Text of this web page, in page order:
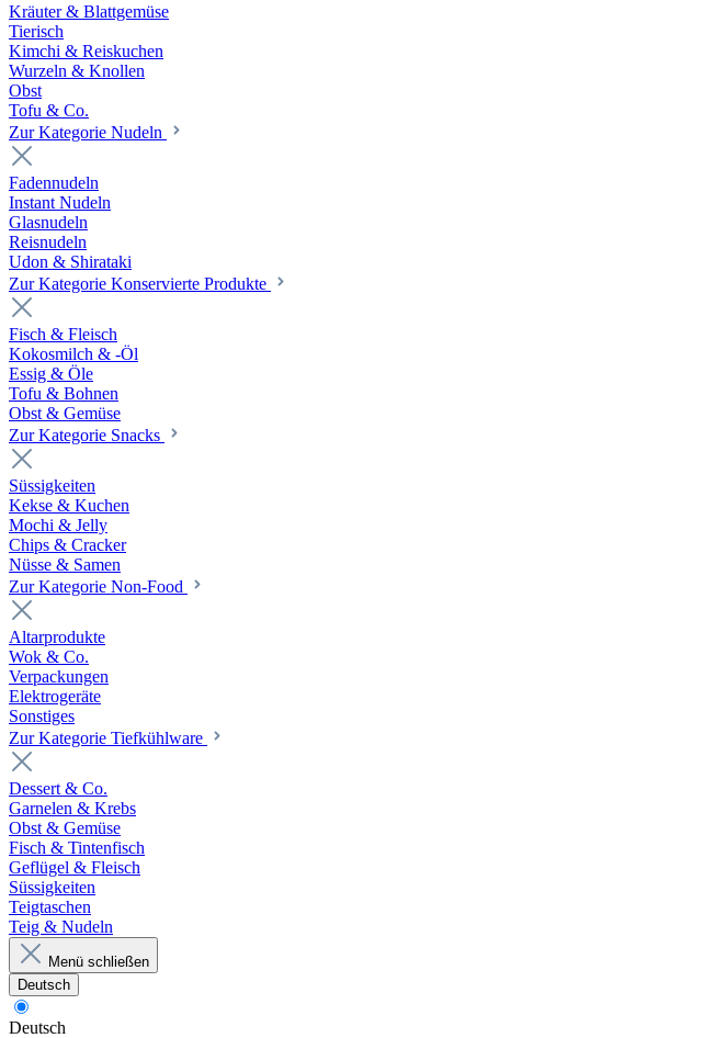
Kräuter & Blattgemüse
Tierisch
Kimchi & Reiskuchen
Wurzeln & Knollen
Obst
Tofu & Co.
Zur Kategorie Nudeln
Fadennudeln
Instant Nudeln
Glasnudeln
Reisnudeln
Udon & Shirataki
Zur Kategorie Konservierte Produkte
Fisch & Fleisch
Kokosmilch & -Öl
Essig & Öle
Tofu & Bohnen
Obst & Gemüse
Zur Kategorie Snacks
Süssigkeiten
Kekse & Kuchen
Mochi & Jelly
Chips & Cracker
Nüsse & Samen
Zur Kategorie Non-Food
Altarprodukte
Wok & Co.
Verpackungen
Elektrogeräte
Sonstiges
Zur Kategorie Tiefkühlware
Dessert & Co.
Garnelen & Krebs
Obst & Gemüse
Fisch & Tintenfisch
Geflügel & Fleisch
Süssigkeiten
Teigtaschen
Teig & Nudeln
Menü schließen
Deutsch
Deutsch